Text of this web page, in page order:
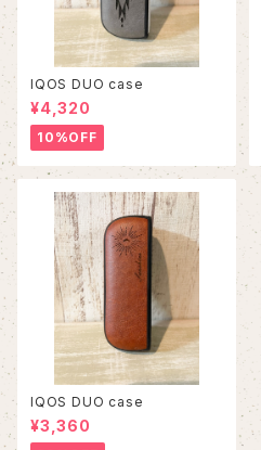
IQOS DUO case
¥4,320
10%OFF
IQOS DUO case
¥3,360